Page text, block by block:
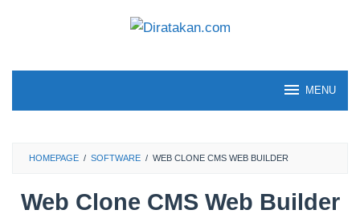
MENU
HOMEPAGE / SOFTWARE / WEB CLONE CMS WEB BUILDER
Web Clone CMS Web Builder